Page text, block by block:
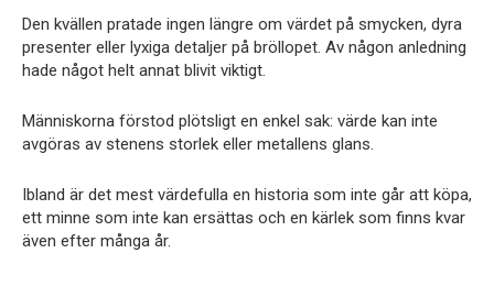
Den kvällen pratade ingen längre om värdet på smycken, dyra
presenter eller lyxiga detaljer på bröllopet. Av någon anledning
hade något helt annat blivit viktigt.
Människorna förstod plötsligt en enkel sak: värde kan inte
avgöras av stenens storlek eller metallens glans.
Ibland är det mest värdefulla en historia som inte går att köpa,
ett minne som inte kan ersättas och en kärlek som finns kvar
även efter många år.